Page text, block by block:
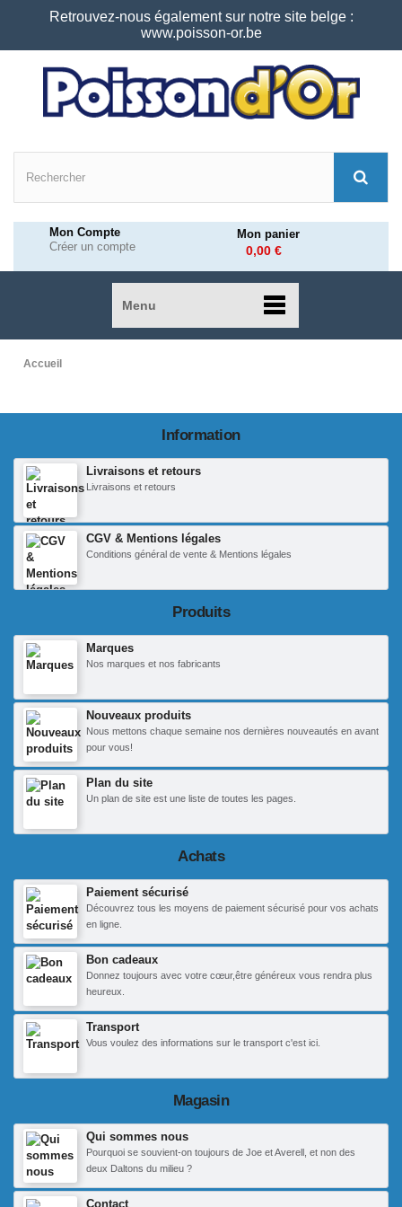
Retrouvez-nous également sur notre site belge :
www.poisson-or.be
Mon Compte
Créer un compte
Mon panier
0,00 €
Menu
Accueil
Information
Livraisons et retours
Livraisons et retours
CGV & Mentions légales
Conditions général de vente & Mentions légales
Produits
Marques
Nos marques et nos fabricants
Nouveaux produits
Nous mettons chaque semaine nos dernières nouveautés en avant
pour vous!
Plan du site
Un plan de site est une liste de toutes les pages.
Achats
Paiement sécurisé
Découvrez tous les moyens de paiement sécurisé pour vos achats
en ligne.
Bon cadeaux
Donnez toujours avec votre cœur,être généreux vous rendra plus
heureux.
Transport
Vous voulez des informations sur le transport c'est ici.
Magasin
Qui sommes nous
Pourquoi se souvient-on toujours de Joe et Averell, et non des
deux Daltons du milieu ?
Contact